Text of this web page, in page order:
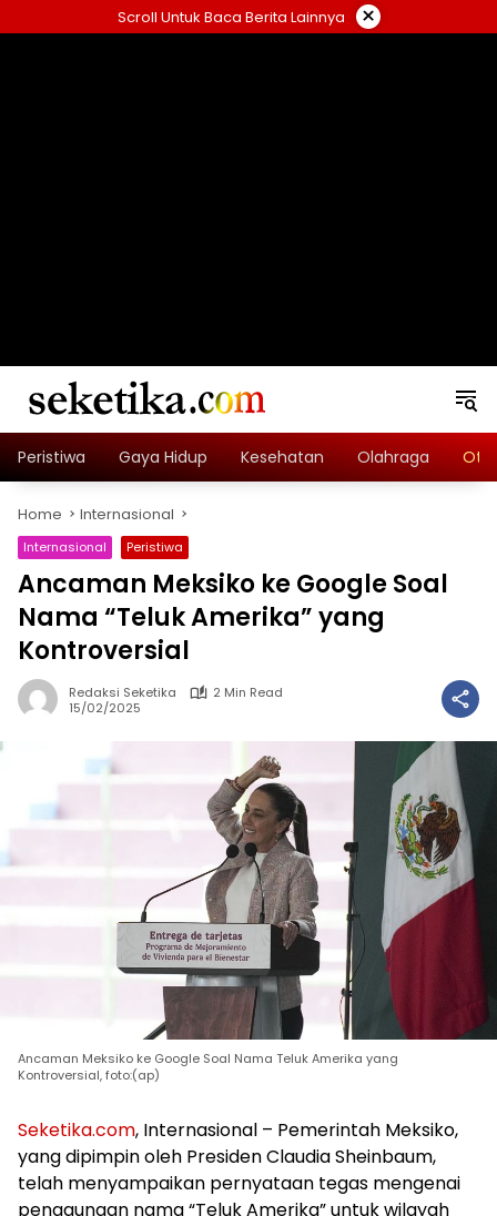
to
Scroll Untuk Baca Berita Lainnya ×
Peristiwa Gaya Hidup Kesehatan Olahraga
Home Internasional
Internasional Peristiwa
Ancaman Meksiko ke Google Soal
Nama “Teluk Amerika” yang
Kontroversial
Redaksi Seketika
2 Min Read
15/02/2025
Ancaman Meksiko ke Google Soal Nama Teluk Amerika yang
Kontroversial, foto:(ap)
Seketika.com, Internasional – Pemerintah Meksiko,
yang dipimpin oleh Presiden Claudia Sheinbaum,
telah menyampaikan pernyataan tegas mengenai
penggunaan nama “Teluk Amerika” untuk wilayah